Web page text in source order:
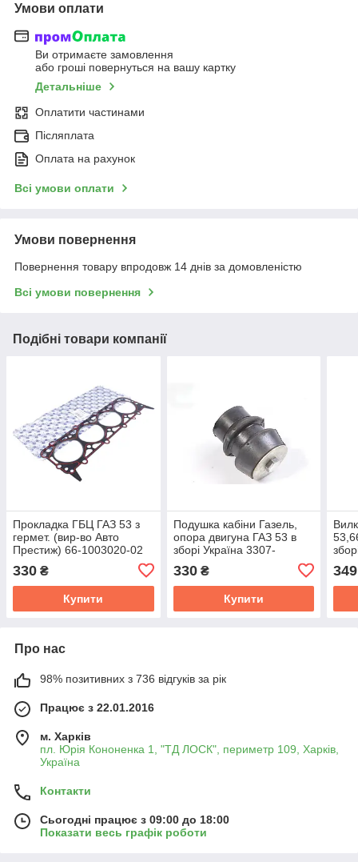
Умови оплати
Ви отримаєте замовлення
або гроші повернуться на вашу картку
Детальніше
Оплатити частинами
Післяплата
Оплата на рахунок
Всі умови оплати
Умови повернення
Повернення товару впродовж 14 днів за домовленістю
Всі умови повернення
Подібні товари компанії
Прокладка ГБЦ ГАЗ 53 з
гермет. (вир-во Авто
Престиж) 66-1003020-02
330 ₴
Купити
Подушка кабiни Газель,
опора двигуна ГАЗ 53 в
зборi Україна 3307-
330₴
Купити
349
Про нас
98% позитивних з 736 відгуків за рік
Працює з 22.01.2016
м. Харків
пл. Юрія Кононенка 1, "ТД ЛОСК", периметр 109, Харків,
Україна
Контакти
Сьогодні працює з 09:00 до 18:00
Показати весь графік роботи